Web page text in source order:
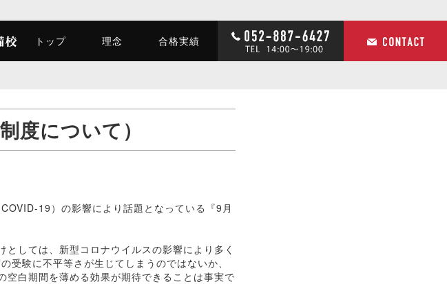
トップ 理念 合格実績
度について）
19）の影響により話題となっている『9月
しては、新型コロナウイルスの影響により多く
受験に不平等さが生じてしまうのではないか、
白期間を薄める効果が期待できることは事実で